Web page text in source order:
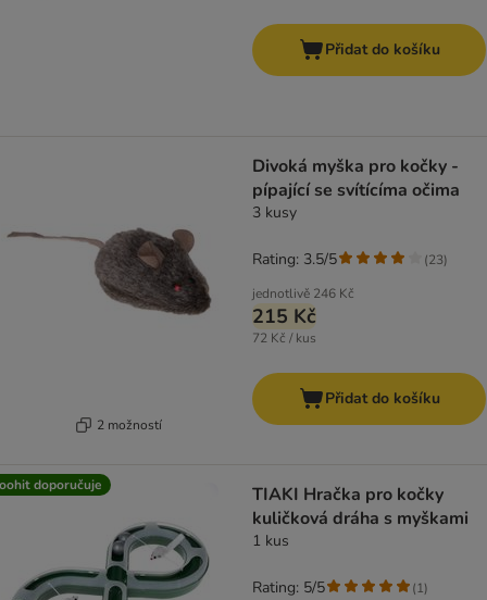
Přidat do košíku
2 možností
Divoká myška pro kočky -
pípající se svítícíma očima
3 kusy
jednotlivě 246 Kč
215 Kč
72 Kč / kus
Rating: 3.5/5 (23)
Přidat do košíku
doporučuje
TIAKI Hračka pro kočky
kuličková dráha s myškami
1 kus
Rating: 5/5 (1)